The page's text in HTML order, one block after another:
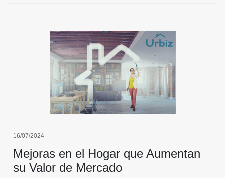
16/07/2024
Mejoras en el Hogar que Aumentan
su Valor de Mercado